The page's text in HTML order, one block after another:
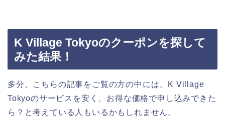
K Village Tokyoのクーポンを探して
みた結果！
多分、こちらの記事をご覧の方の中には、K Village
Tokyoのサービスを安く、お得な価格で申し込みできた
ら？と考えている人もいるかもしれません。